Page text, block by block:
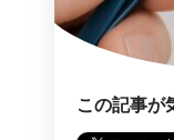
この記事が